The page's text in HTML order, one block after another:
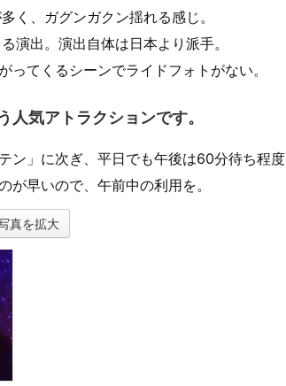
く、ガグンガクン揺れる感じ。
演出。演出自体は日本より派手。
ってくるシーンでライドフォトがない。
気アトラクションです。
ン」に次ぎ、平日でも午後は60分待ち程度
が早いので、午前中の利用を。
真を拡大